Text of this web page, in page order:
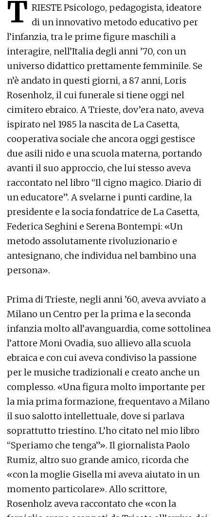
T RIESTE Psicologo, pedagogista, ideatore
di un innovativo metodo educativo per
l’infanzia, tra le prime figure maschili a
interagire, nell’Italia degli anni ’70, con un
universo didattico prettamente femminile. Se
n’è andato in questi giorni, a 87 anni, Loris
Rosenholz, il cui funerale si tiene oggi nel
cimitero ebraico. A Trieste, dov’era nato, aveva
ispirato nel 1985 la nascita de La Casetta,
cooperativa sociale che ancora oggi gestisce
due asili nido e una scuola materna, portando
avanti il suo approccio, che lui stesso aveva
raccontato nel libro “Il cigno magico. Diario di
un educatore”. A svelarne i punti cardine, la
presidente e la socia fondatrice de La Casetta,
Federica Seghini e Serena Bontempi: «Un
metodo assolutamente rivoluzionario e
antesignano, che individua nel bambino una
persona».
Prima di Trieste, negli anni ’60, aveva avviato a
Milano un Centro per la prima e la seconda
infanzia molto all’avanguardia, come sottolinea
l’attore Moni Ovadia, suo allievo alla scuola
ebraica e con cui aveva condiviso la passione
per le musiche tradizionali e creato anche un
complesso. «Una figura molto importante per
la mia prima formazione, frequentavo a Milano
il suo salotto intellettuale, dove si parlava
soprattutto triestino. L’ho citato nel mio libro
“Speriamo che tenga”». Il giornalista Paolo
Rumiz, altro suo grande amico, ricorda che
«con la moglie Gisella mi aveva aiutato in un
momento particolare». Allo scrittore,
Rosenholz aveva raccontato che «con la